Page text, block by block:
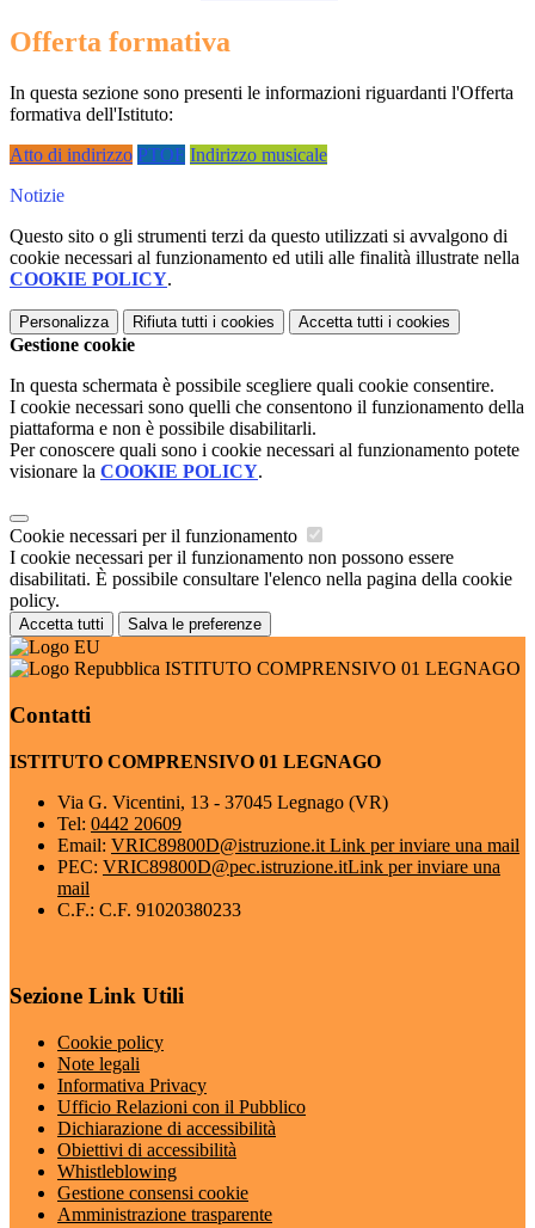
Offerta formativa
In questa sezione sono presenti le informazioni riguardanti l'Offerta
formativa dell'Istituto:
Atto di indirizzo PTOF Indirizzo musicale
Notizie
Questo sito o gli strumenti terzi da questo utilizzati si avvalgono di
cookie necessari al funzionamento ed utili alle finalità illustrate nella
COOKIE POLICY.
Personalizza Rifiuta tutti i cookies Accetta tutti i cookies
Gestione cookie
In questa schermata è possibile scegliere quali cookie consentire.
I cookie necessari sono quelli che consentono il funzionamento della
piattaforma e non è possibile disabilitarli.
Per conoscere quali sono i cookie necessari al funzionamento potete
visionare la COOKIE POLICY.
Cookie necessari per il funzionamento
I cookie necessari per il funzionamento non possono essere
disabilitati. È possibile consultare l'elenco nella pagina della cookie
policy.
Accetta tutti Salva le preferenze
ISTITUTO COMPRENSIVO 01 LEGNAGO
Contatti
ISTITUTO COMPRENSIVO 01 LEGNAGO
Via G. Vicentini, 13 - 37045 Legnago (VR)
Tel: 0442 20609
Email: VRIC89800D@istruzione.it Link per inviare una mail
PEC: VRIC89800D@pec.istruzione.itLink per inviare una
mail
C.F.: C.F. 91020380233
Sezione Link Utili
Cookie policy
Note legali
Informativa Privacy
Ufficio Relazioni con il Pubblico
Dichiarazione di accessibilità
Obiettivi di accessibilità
Whistleblowing
Gestione consensi cookie
Amministrazione trasparente